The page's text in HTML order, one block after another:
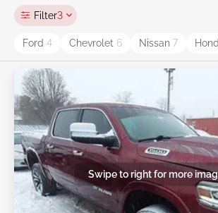
Filter3
Ford 4 Chevrolet 6 Nissan 7
Swipe to right for more